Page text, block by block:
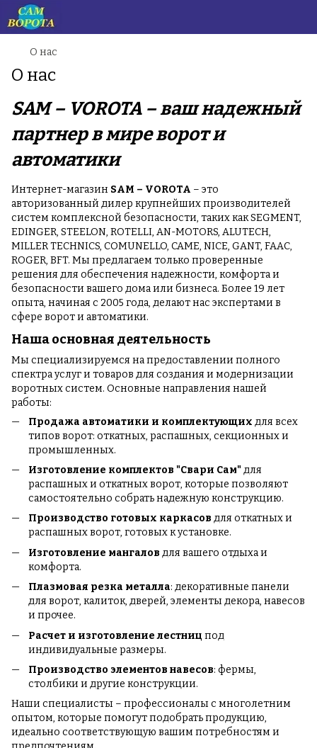
О нас
О нас
SAM – VOROTA – ваш надежный
партнер в мире ворот и
автоматики
Интернет-магазин SAM – VOROTA – это
авторизованный дилер крупнейших производителей
систем комплексной безопасности, таких как SEGMENT,
EDINGER, STEELON, ROTELLI, AN-MOTORS, ALUTECH,
MILLER TECHNICS, COMUNELLO, CAME, NICE, GANT, FAAC,
ROGER, BFT. Мы предлагаем только проверенные
решения для обеспечения надежности, комфорта и
безопасности вашего дома или бизнеса. Более 19 лет
опыта, начиная с 2005 года, делают нас экспертами в
сфере ворот и автоматики.
Наша основная деятельность
Мы специализируемся на предоставлении полного
спектра услуг и товаров для создания и модернизации
воротных систем. Основные направления нашей
работы:
Продажа автоматики и комплектующих для всех
типов ворот: откатных, распашных, секционных и
промышленных.
Изготовление комплектов "Свари Сам"для
распашных и откатных ворот, которые позволяют
самостоятельно собрать надежную конструкцию.
Производство готовых каркасов для откатных и
распашных ворот, готовых к установке.
Изготовление мангалов для вашего отдыха и
комфорта.
Плазмовая резка металла: декоративные панели
для ворот, калиток, дверей, элементы декора, навесов
и прочее.
Расчет и изготовление лестниц под
индивидуальные размеры.
Производство элементов навесов: фермы,
столбики и другие конструкции.
Наши специалисты – профессионалы с многолетним
опытом, которые помогут подобрать продукцию,
идеально соответствующую вашим потребностям и